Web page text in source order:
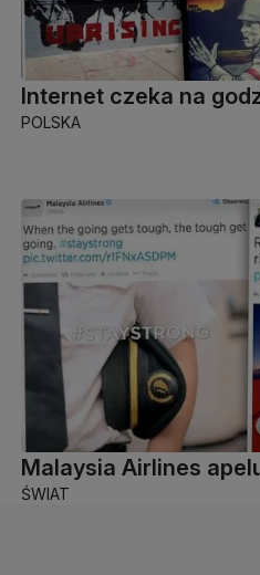
Internet czeka na
POLSKA
Malaysia Airlines
ŚWIAT